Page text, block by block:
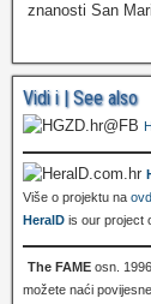
znanosti San
Vidi i | See also
Više o projektu na
HeralD is our project
The FAME osn.
možete naći